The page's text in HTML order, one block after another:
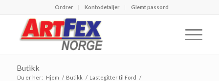
Ordrer Kontodetaljer Glemt passord
Butikk
Du er her: Hjem / Butikk / Lastegitter til Ford /